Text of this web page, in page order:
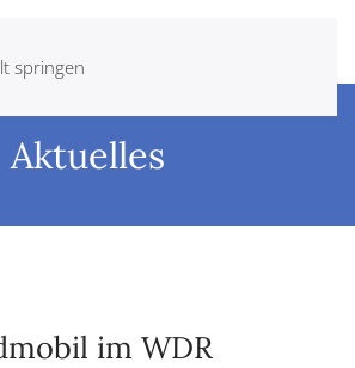
springen
Aktuelles
im WDR